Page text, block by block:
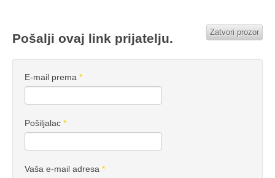
Pošalji ovaj link prijatelju. Zatvori prozor
E-mail prema *
Pošiljalac *
Vaša e-mail adresa *